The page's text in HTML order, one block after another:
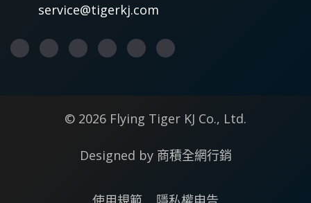
service@tigerkj.com
© 2026 Flying Tiger KJ Co., Ltd.
Designed by 商積全網行銷